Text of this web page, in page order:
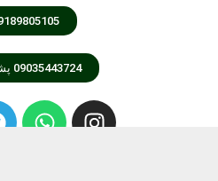
09035443724 پشتیبانی